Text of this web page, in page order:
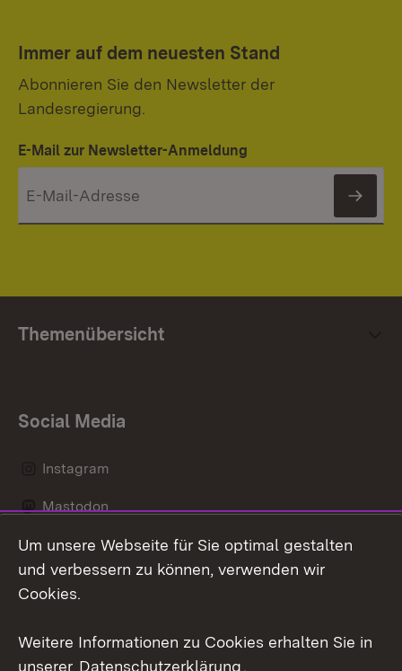
Immer auf dem neuesten Stand
Abonnieren Sie den Newsletter der
Landesregierung.
E-Mail zur Newsletter-Anmeldung
Themenübersicht
Social Media
Instagram
Mastodon
Messenger
Um unsere Webseite für Sie optimal gestalten
und verbessern zu können, verwenden wir
Cookies.
Weitere Informationen zu Cookies erhalten Sie in
unserer Datenschutzerklärung.